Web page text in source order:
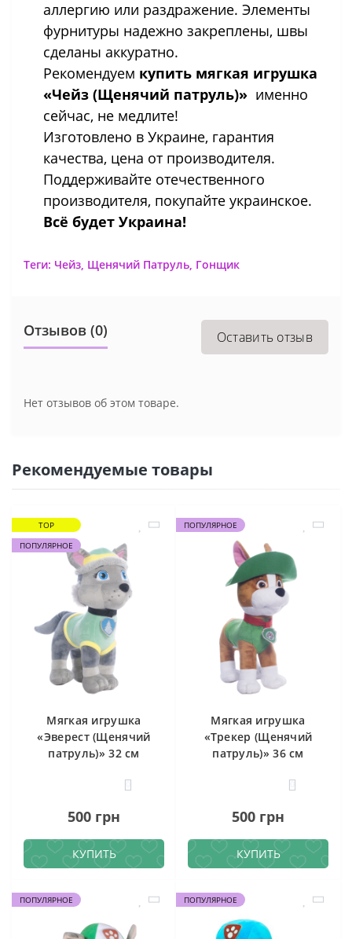
аллергию или раздражение. Элементы
фурнитуры надежно закреплены, швы
сделаны аккуратно.
Рекомендуем купить мягкая игрушка
«Чейз (Щенячий патруль)» именно
сейчас, не медлите!
Изготовлено в Украине, гарантия
качества, цена от производителя.
Поддерживайте отечественного
производителя, покупайте украинское.
Всё будет Украина!
Теги: Чейз, Щенячий Патруль, Гонщик
Отзывов (0) Оставить отзыв
Нет отзывов об этом товаре.
Рекомендуемые товары
TOP
ПОПУЛЯРНОЕ
Мягкая игрушка
«Эверест (Щенячий
патруль)» 32 см
0
500 грн
КУПИТЬ
ПОПУЛЯРНОЕ
Мягкая игрушка
«Трекер (Щенячий
патруль)» 36 см
0
500 грн
КУПИТЬ
ПОПУЛЯРНОЕ ПОПУЛЯРНОЕ